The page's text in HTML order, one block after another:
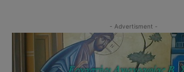
- Advertisment -